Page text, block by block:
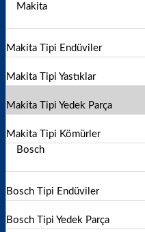
Sepet
Mağazaya geri dön
Makita
Makita Tipi Endüviler
Makita Tipi Yastıklar
Makita Tipi Yedek Parça
Makita Tipi Kömürler
Bosch
Bosch Tipi Endüviler
Bosch Tipi Yedek Parça